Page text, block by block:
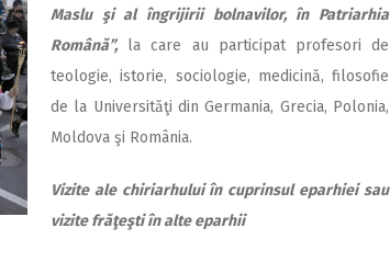
Maslu şi al îngrijirii bolnavilor, în Patriarhia
Română”,la care au participat profesori de
teologie, istorie, sociologie, medicină, filosofie
de la Universităţi din Germania, Grecia, Polonia,
Moldova şi România.
Vizite ale chiriarhului în cuprinsul eparhiei sau
vizite frăţeşti în alte eparhii